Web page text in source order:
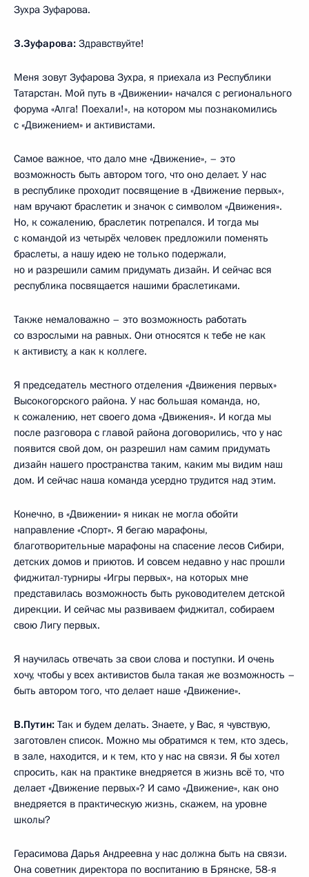
Зухра Зуфарова.
З.Зуфарова: Здравствуйте!
Меня зовут Зуфарова Зухра, я приехала из Республики
Татарстан. Мой путь в «Движении» начался с регионального
форума «Алга! Поехали!», на котором мы познакомились
с «Движением» и активистами.
Самое важное, что дало мне «Движение», – это
возможность быть автором того, что оно делает. У нас
в республике проходит посвящение в «Движение первых»,
нам вручают браслетик и значок с символом «Движения».
Но, к сожалению, браслетик потрепался. И тогда мы
с командой из четырёх человек предложили поменять
браслеты, а нашу идею не только подержали,
но и разрешили самим придумать дизайн. И сейчас вся
республика посвящается нашими браслетиками.
Также немаловажно – это возможность работать
со взрослыми на равных. Они относятся к тебе не как
к активисту, а как к коллеге.
Я председатель местного отделения «Движения первых»
Высокогорского района. У нас большая команда, но,
к сожалению, нет своего дома «Движения». И когда мы
после разговора с главой района договорились, что у нас
появится свой дом, он разрешил нам самим придумать
дизайн нашего пространства таким, каким мы видим наш
дом. И сейчас наша команда усердно трудится над этим.
Конечно, в «Движении» я никак не могла обойти
направление «Спорт». Я бегаю марафоны,
благотворительные марафоны на спасение лесов Сибири,
детских домов и приютов. И совсем недавно у нас прошли
фиджитал-турниры «Игры первых», на которых мне
представилась возможность быть руководителем детской
дирекции. И сейчас мы развиваем фиджитал, собираем
свою Лигу первых.
Я научилась отвечать за свои слова и поступки. И очень
хочу, чтобы у всех активистов была такая же возможность –
быть автором того, что делает наше «Движение».
В.Путин: Так и будем делать. Знаете, у Вас, я чувствую,
заготовлен список. Можно мы обратимся к тем, кто здесь,
в зале, находится, и к тем, кто у нас на связи. Я бы хотел
спросить, как на практике внедряется в жизнь всё то, что
делает «Движение первых»? И само «Движение», как оно
внедряется в практическую жизнь, скажем, на уровне
школы?
Герасимова Дарья Андреевна у нас должна быть на связи.
Она советник директора по воспитанию в Брянске, 58-я